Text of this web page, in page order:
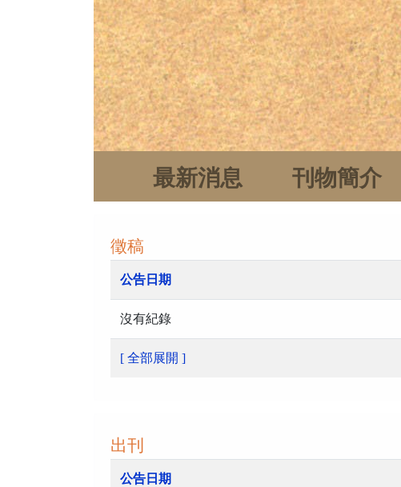
最新消息 刊物簡介
徵稿
公告日期
沒有紀錄
[ 全部展開 ]
出刊
公告日期